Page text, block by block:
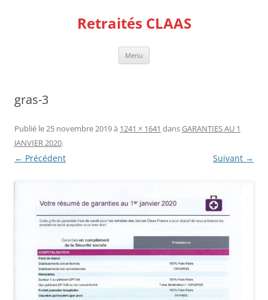
Retraités CLAAS
Menu
gras-3
Publié le25 novembre 2019à 1241 × 1641 dansGARANTIES AU 1
JANVIER 2020.
← Précédent Suivant →